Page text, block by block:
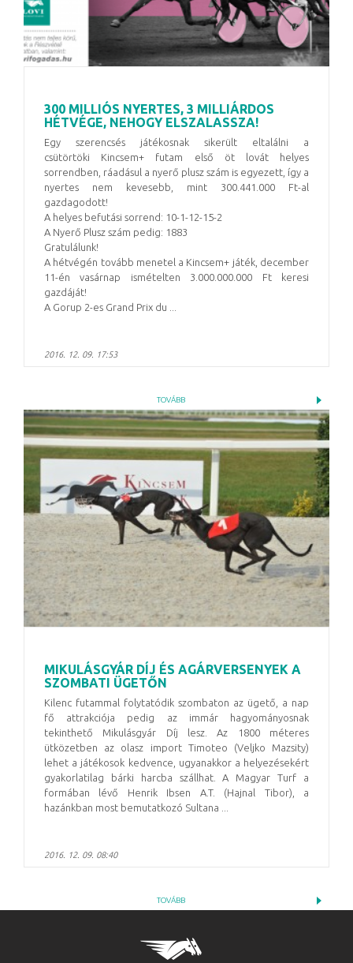
300 MILLIÓS NYERTES, 3 MILLIÁRDOS
HÉTVÉGE, NEHOGY ELSZALASSZA!
Egy szerencsés játékosnak sikerült eltalálni a
csütörtöki Kincsem+ futam első öt lovát helyes
sorrendben, ráadásul a nyerő plusz szám is egyezett, így a
nyertes nem kevesebb, mint 300.441.000 Ft-al
gazdagodott!
A helyes befutási sorrend: 10-1-12-15-2
A Nyerő Plusz szám pedig: 1883
Gratulálunk!
A hétvégén tovább menetel a Kincsem+ játék, december
11-én vasárnap ismételten 3.000.000.000 Ft keresi
gazdáját!
A Gorup 2-es Grand Prix du ...
2016. 12. 09. 17:53
TOVÁBB
MIKULÁSGYÁR DÍJ ÉS AGÁRVERSENYEK A
SZOMBATI ÜGETŐN
Kilenc futammal folytatódik szombaton az ügető, a nap
fő attrakciója pedig az immár hagyományosnak
tekinthető Mikulásgyár Díj lesz. Az 1800 méteres
ütközetben az olasz import Timoteo (Veljko Mazsity)
lehet a játékosok kedvence, ugyanakkor a helyezésekért
gyakorlatilag bárki harcba szállhat. A Magyar Turf a
formában lévő Henrik Ibsen A.T. (Hajnal Tibor), a
hazánkban most bemutatkozó Sultana ...
2016. 12. 09. 08:40
TOVÁBB